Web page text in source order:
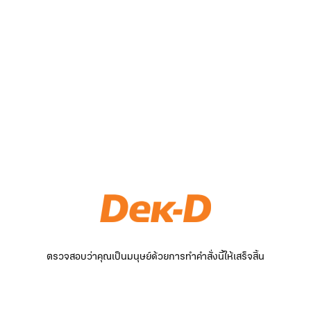
ตรวจสอบว่าคุณเป็นมนุษย์ด้วยการทำคำสั่งนี้ให้เสร็จสิ้น